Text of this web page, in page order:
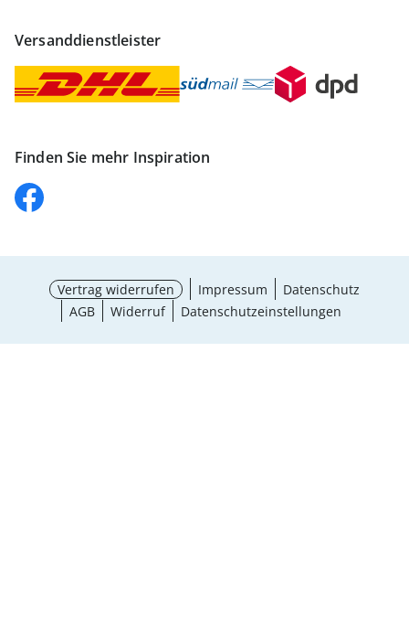
Versanddienstleister
Finden Sie mehr Inspiration
Vertrag widerrufen Impressum
Datenschutz
AGB
Widerruf Datenschutzeinstellungen